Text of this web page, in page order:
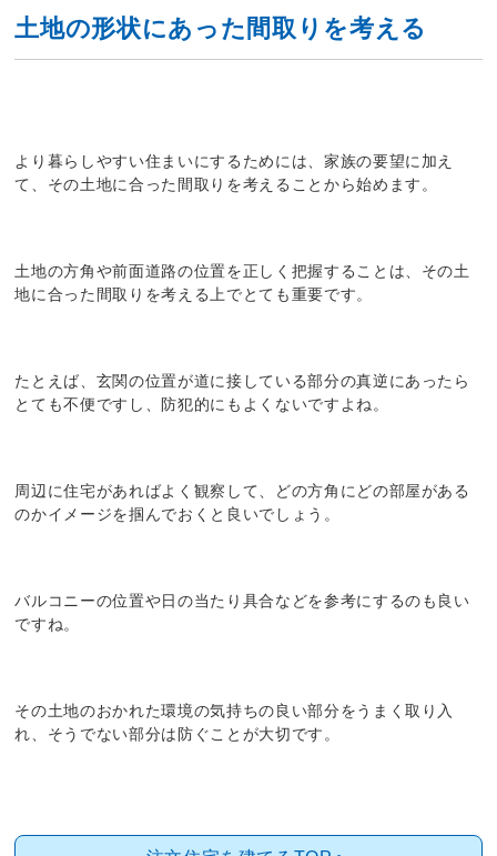
土地の形状にあった間取りを考える
より暮らしやすい住まいにするためには、家族の要望に加え
て、その土地に合った間取りを考えることから始めます。
土地の方角や前面道路の位置を正しく把握することは、その土
地に合った間取りを考える上でとても重要です。
たとえば、玄関の位置が道に接している部分の真逆にあったら
とても不便ですし、防犯的にもよくないですよね。
周辺に住宅があればよく観察して、どの方角にどの部屋がある
のかイメージを掴んでおくと良いでしょう。
バルコニーの位置や日の当たり具合などを参考にするのも良い
ですね。
その土地のおかれた環境の気持ちの良い部分をうまく取り入
れ、そうでない部分は防ぐことが大切です。